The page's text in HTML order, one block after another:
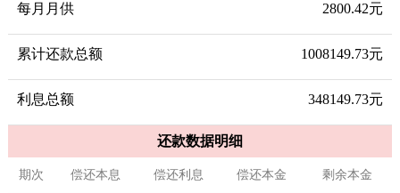
每月月供 2800.42元
累计还款总额 1008149.73元
利息总额 348149.73元
还款数据明细
期次 偿还本息 偿还利息 偿还本金 剩余本金